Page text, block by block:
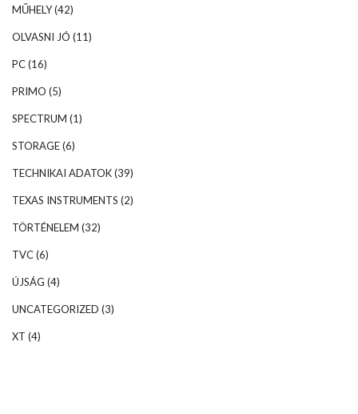
MŰHELY(42)
OLVASNI JÓ (11)
PC(16)
PRIMO (5)
SPECTRUM (1)
STORAGE(6)
TECHNIKAI ADATOK(39)
TEXAS INSTRUMENTS (2)
TÖRTÉNELEM (32)
TVC(6)
ÚJSÁG (4)
UNCATEGORIZED (3)
XT (4)